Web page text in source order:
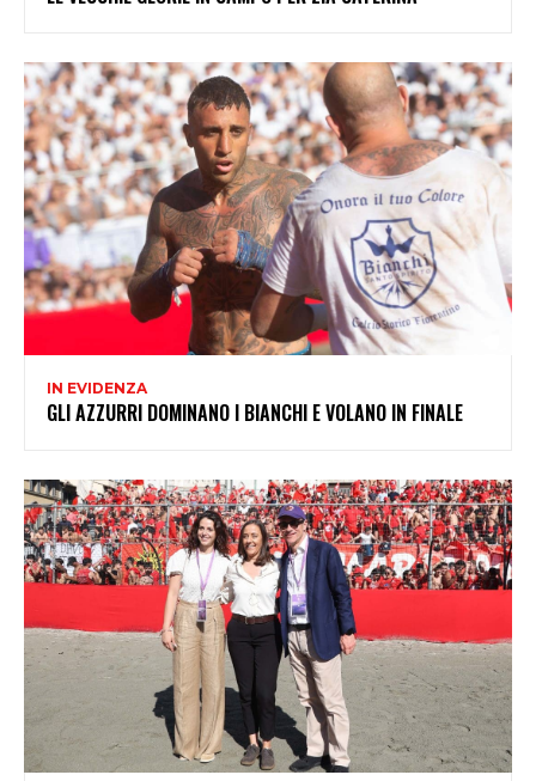
IN EVIDENZA
GLI AZZURRI DOMINANO I BIANCHI E VOLANO IN FINALE